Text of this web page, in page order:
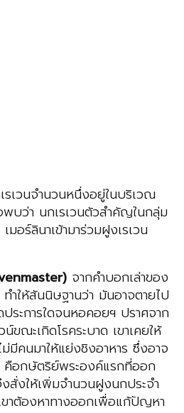
เวนจำนวนหนึ่งอยู่ในบริเวณ
บว่า นกเรเวนตัวสำคัญในกลุ่ม
อร์ลินาเข้ามาร่วมฝูงเรเวน
จากคำบอกเล่าของ
ให้สันนิษฐานว่า มันอาจตายไป
ะการใดจนหอคอยฯ ปราศจาก
ณะเกิดโรคระบาด เขาเคยให้
คนมาให้แย่งชิงอาหาร ซึ่งอาจ
คือกษัตริย์พระองค์แรกที่ออก
สั่งให้เพิ่มจำนวนฝูงนกประจำ
าต้องหาทางออกเพื่อแก้ปัญหา